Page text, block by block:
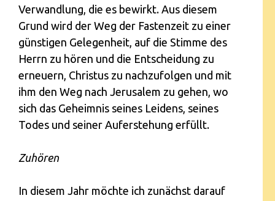
Verwandlung, die es bewirkt. Aus diesem
Grund wird der Weg der Fastenzeit zu einer
günstigen Gelegenheit, auf die Stimme des
Herrn zu hören und die Entscheidung zu
erneuern, Christus zu nachzufolgen und mit
ihm den Weg nach Jerusalem zu gehen, wo
sich das Geheimnis seines Leidens, seines
Todes und seiner Auferstehung erfüllt.
Zuhören
In diesem Jahr möchte ich zunächst darauf